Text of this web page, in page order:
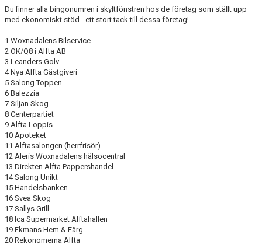
Du finner alla bingonumren i skyltfönstren hos de företag som ställt upp
med ekonomiskt stöd - ett stort tack till dessa företag!
1 Woxnadalens Bilservice
2 OK/Q8 i Alfta AB
3 Leanders Golv
4 Nya Alfta Gästgiveri
5 Salong Toppen
6 Balezzia
7 Siljan Skog
8 Centerpartiet
9 Alfta Loppis
10 Apoteket
11 Alftasalongen (herrfrisör)
12 Aleris Woxnadalens hälsocentral
13 Direkten Alfta Pappershandel
14 Salong Unikt
15 Handelsbanken
16 Svea Skog
17 Sallys Grill
18 Ica Supermarket Alftahallen
19 Ekmans Hem & Färg
20 Rekonomerna Alfta